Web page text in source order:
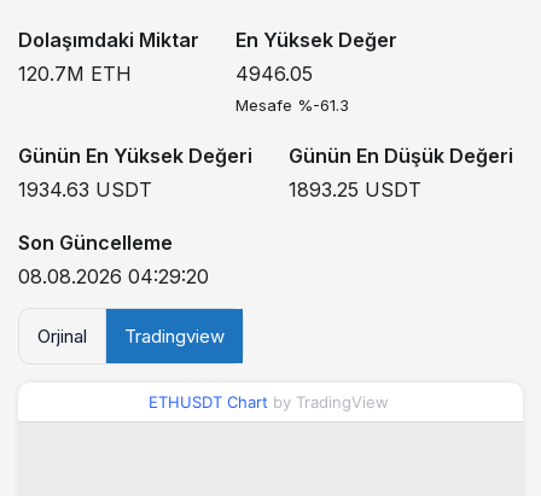
Dolaşımdaki Miktar
120.7M ETH
En Yüksek Değer
4946.05
Mesafe %-61.3
Günün En Yüksek Değeri
1934.63 USDT
Günün En Düşük Değeri
1893.25 USDT
Son Güncelleme
08.08.2026 04:29:20
Orjinal Tradingview
ETHUSDT Chart by TradingView